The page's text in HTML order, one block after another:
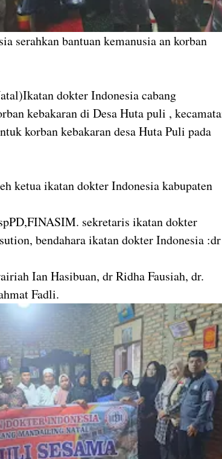
serahkan bantuan kemanusia an korban
dokter Indonesia cabang
kebakaran di Desa Huta puli ,
korban kebakaran desa Huta Puli pada
ketua ikatan dokter Indonesia kabupaten
sekretaris ikatan dokter
bendahara ikatan dokter Indonesia :dr
Ian Hasibuan, dr Ridha Fausiah, dr.
Fadli.